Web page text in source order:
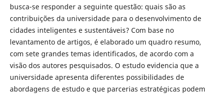
busca-se responder a seguinte questão: quais são as
contribuições da universidade para o desenvolvimento de
cidades inteligentes e sustentáveis? Com base no
levantamento de artigos, é elaborado um quadro resumo,
com sete grandes temas identificados, de acordo com a
visão dos autores pesquisados. O estudo evidencia que a
universidade apresenta diferentes possibilidades de
abordagens de estudo e que parcerias estratégicas podem